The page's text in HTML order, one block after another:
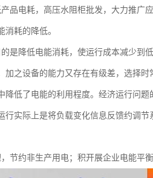
品电耗，高压水阻柜批发，大力推广
耗的降低。
是降低电能消耗，使运行成本减少到
之设备的能力又存在有级差，选择
低了电能的利用程度。经济运行问
实际上是将负载变化信息反馈约调
节约非生产用电；积开展企业电能平衡